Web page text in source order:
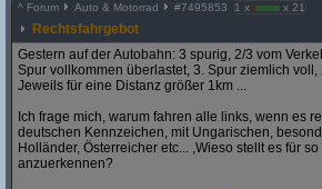
^ Forum Auto & Motorrad #7495853 1 x x 21
Rechtsfahrgebot
Gestern auf der Autobahn: 3 spurig, 2/3 vom
Spur vollkommen überlastet, 3. Spur ziemlich
Jeweils für eine Distanz größer 1km ...
Ich frage mich, warum fahren alle links, wenn es
deutschen Kennzeichen, mit Ungarischen,
Holländer, Österreicher etc... ,Wieso stellt es für
anzuerkennen?